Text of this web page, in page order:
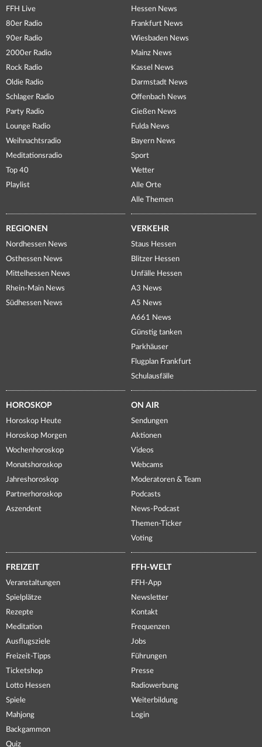
FFH Live
80er Radio
90er Radio
2000er Radio
Rock Radio
Oldie Radio
Schlager Radio
Party Radio
Lounge Radio
Weihnachtsradio
Meditationsradio
Top 40
Playlist
Hessen News
Frankfurt News
Wiesbaden News
Mainz News
Kassel News
Darmstadt News
Offenbach News
Gießen News
Fulda News
Bayern News
Sport
Wetter
Alle Orte
Alle Themen
REGIONEN
Nordhessen News
Osthessen News
Mittelhessen News
Rhein-Main News
Südhessen News
VERKEHR
Staus Hessen
Blitzer Hessen
Unfälle Hessen
A3 News
A5 News
A661 News
Günstig tanken
Parkhäuser
Flugplan Frankfurt
Schulausfälle
HOROSKOP
Horoskop Heute
Horoskop Morgen
Wochenhoroskop
Monatshoroskop
Jahreshoroskop
Partnerhoroskop
Aszendent
ON AIR
Sendungen
Aktionen
Videos
Webcams
Moderatoren & Team
Podcasts
News-Podcast
Themen-Ticker
Voting
FREIZEIT
Veranstaltungen
Spielplätze
Rezepte
Meditation
Ausflugsziele
Freizeit-Tipps
Ticketshop
Lotto Hessen
Spiele
Mahjong
Backgammon
Quiz
FFH-WELT
FFH-App
Newsletter
Kontakt
Frequenzen
Jobs
Führungen
Presse
Radiowerbung
Weiterbildung
Login